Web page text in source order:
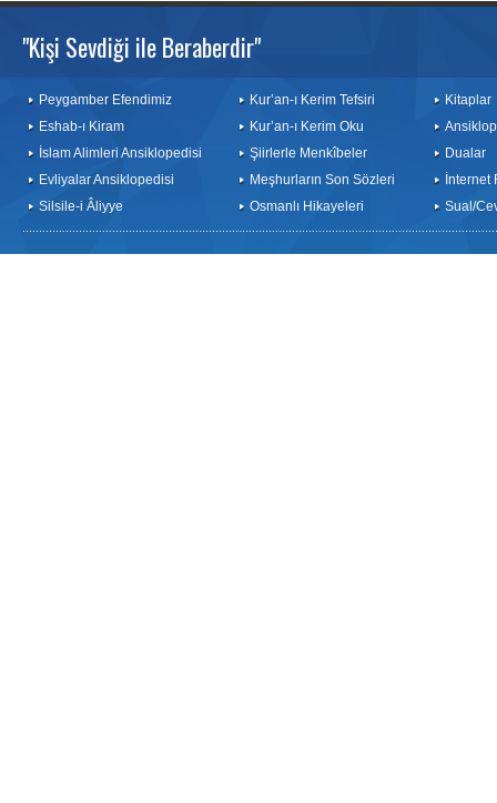
"Kişi Sevdiği ile Beraberdir"
Peygamber Efendimiz
Eshab-ı Kiram
İslam Alimleri Ansiklopedisi
Evliyalar Ansiklopedisi
Silsile-i Âliyye
Kur’an-ı Kerim Tefsiri
Kur’an-ı Kerim Oku
Şiirlerle Menkîbeler
Meşhurların Son Sözleri
Osmanlı Hikayeleri
Kitaplar
Dualar
İnternet
Sual/